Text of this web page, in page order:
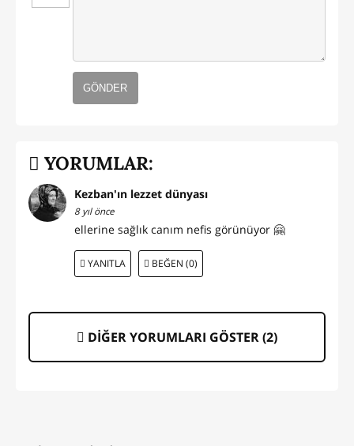
GÖNDER
YORUMLAR:
Kezban'ın lezzet dünyası
8 yıl önce
ellerine sağlık canım nefis görünüyor 🤗
YANITLA BEĞEN (0)
DİĞER YORUMLARI GÖSTER (2)